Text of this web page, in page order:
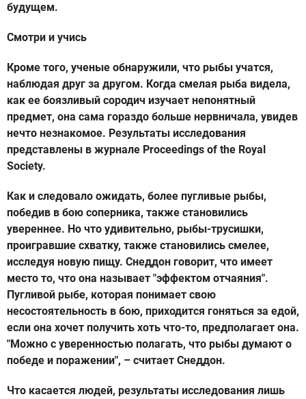
будущем.
Смотри и учись
Кроме того, ученые обнаружили, что рыбы учатся,
наблюдая друг за другом. Когда смелая рыба видела,
как ее боязливый сородич изучает непонятный
предмет, она сама гораздо больше нервничала, увидев
нечто незнакомое. Результаты исследования
представлены в журнале Proceedings of the Royal
Society.
Как и следовало ожидать, более пугливые рыбы,
победив в бою соперника, также становились
увереннее. Но что удивительно, рыбы-трусишки,
проигравшие схватку, также становились смелее,
исследуя новую пищу. Снеддон говорит, что имеет
место то, что она называет "эффектом отчаяния".
Пугливой рыбе, которая понимает свою
несостоятельность в бою, приходится гоняться за едой,
если она хочет получить хоть что-то, предполагает она.
"Можно с уверенностью полагать, что рыбы думают о
победе и поражении", – считает Снеддон.
Что касается людей, результаты исследования лишь